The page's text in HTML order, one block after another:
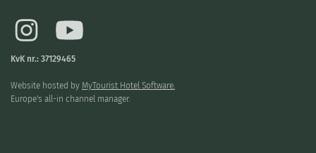
KvK nr.: 37129465
Website hosted by MyTourist Hotel Software.
Europe's all-in channel manager.